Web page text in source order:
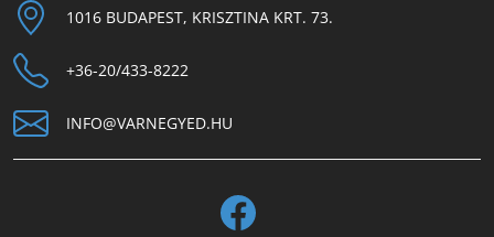
1016 BUDAPEST, KRISZTINA KRT. 73.
+36-20/433-8222
INFO@VARNEGYED.HU